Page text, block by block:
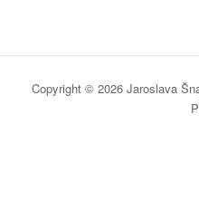
Copyright © 2026 Jaroslava